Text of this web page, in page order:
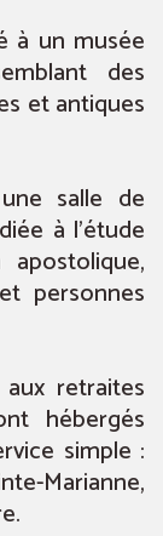
à un musée
des
et antiques
salle de
à l’étude
personnes
retraites
hébergés
simple :
Marianne,